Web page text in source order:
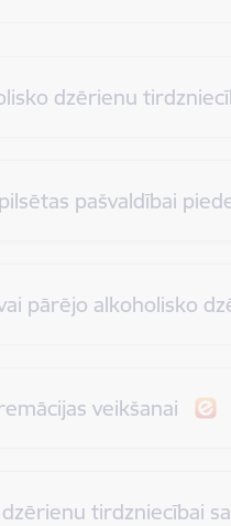
dzērienu
pašvaldībai
pārējo alkoholisko
veikšanai
tirdzniecībai